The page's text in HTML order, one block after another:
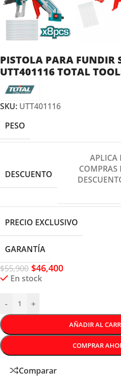
PISTOLA PARA
UTT401116 TOTAL
SKU: UTT401116
PESO
DESCUENTO
APLICA
COMPRAS
PRECIO EXCLUSIVO
GARANTÍA
$55,900 $46,400
En stock
- +
AÑADIR AL
COMPRAR
Comparar